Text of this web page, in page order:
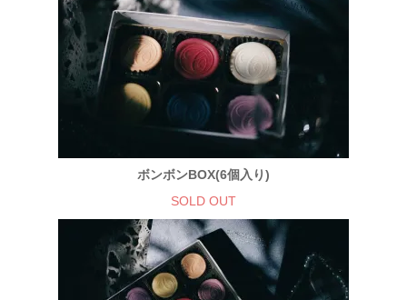
ボンボンBOX(6個入り)
SOLD OUT